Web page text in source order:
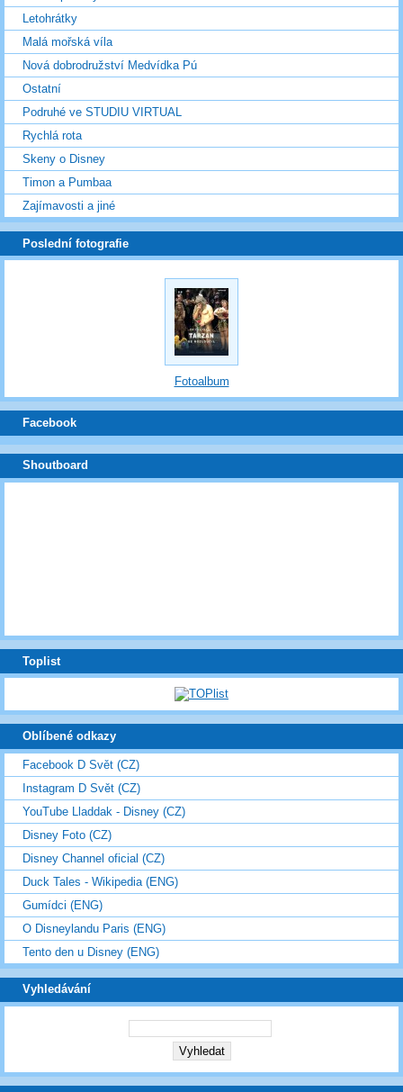
Letohrátky
Malá mořská víla
Nová dobrodružství Medvídka Pú
Ostatní
Podruhé ve STUDIU VIRTUAL
Rychlá rota
Skeny o Disney
Timon a Pumbaa
Zajímavosti a jiné
Poslední fotografie
Fotoalbum
Facebook
Shoutboard
Toplist
Oblíbené odkazy
Facebook D Svět (CZ)
Instagram D Svět (CZ)
YouTube Lladdak - Disney (CZ)
Disney Foto (CZ)
Disney Channel oficial (CZ)
Duck Tales - Wikipedia (ENG)
Gumídci (ENG)
O Disneylandu Paris (ENG)
Tento den u Disney (ENG)
Vyhledávání